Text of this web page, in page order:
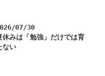
07/30
休みは「勉強」だけでは育
ない